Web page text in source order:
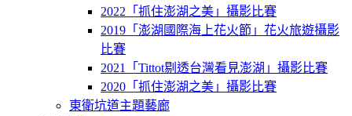
2022「抓住澎湖之美」攝影比賽
2019「澎湖國際海上花火節」花火旅遊攝影
比賽
2021「Tittot剔透台灣看見澎湖」攝影比賽
2020「抓住澎湖之美」攝影比賽
東衛坑道主題藝廊